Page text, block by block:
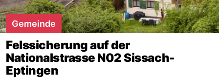
Gemeinde
Felssicherung auf der
Nationalstrasse N02 Sissach-
Eptingen